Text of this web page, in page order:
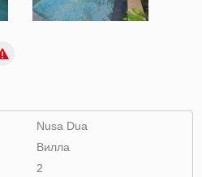
Nusa Dua
Вилла
2